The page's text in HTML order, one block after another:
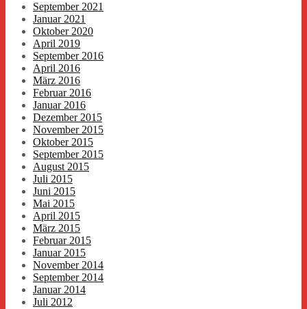
September 2021
Januar 2021
Oktober 2020
April 2019
September 2016
April 2016
März 2016
Februar 2016
Januar 2016
Dezember 2015
November 2015
Oktober 2015
September 2015
August 2015
Juli 2015
Juni 2015
Mai 2015
April 2015
März 2015
Februar 2015
Januar 2015
November 2014
September 2014
Januar 2014
Juli 2012